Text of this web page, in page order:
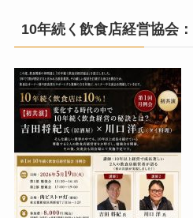
10年続く飲食店経営協会